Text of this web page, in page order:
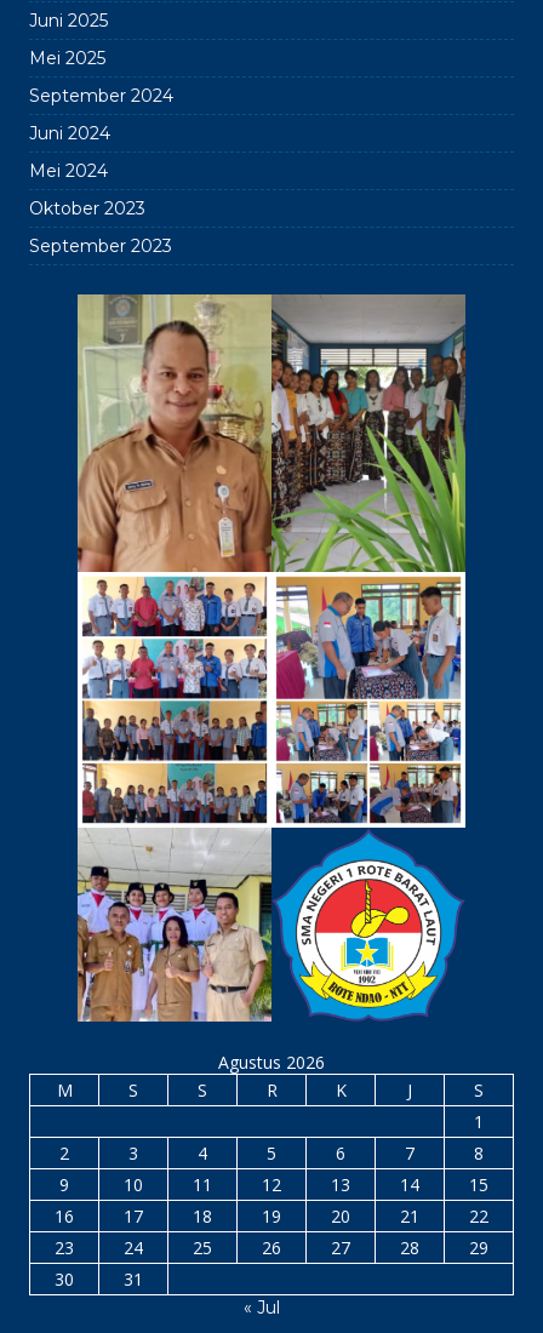
Juni 2025
Mei 2025
September 2024
Juni 2024
Mei 2024
Oktober 2023
September 2023
Agustus 2026
M
S S R K J
S
1
2
3 4 5 6 7
8
9
10 11 12 13 14
15
16
17 18 19 20 21
22
23
24 25 26 27 28
29
30
31
« Jul